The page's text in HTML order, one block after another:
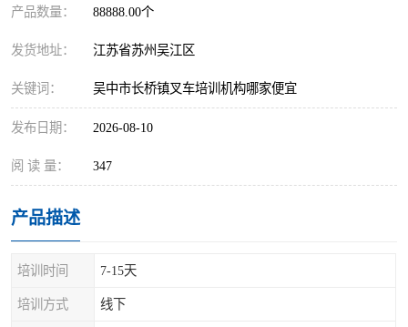
产品数量： 88888.00个
发货地址： 江苏省苏州吴江区
关键词： 吴中市长桥镇叉车培训机构哪家便宜
发布日期： 2026-08-10
阅 读 量： 347
产品描述
培训时间 7-15天
培训方式 线下